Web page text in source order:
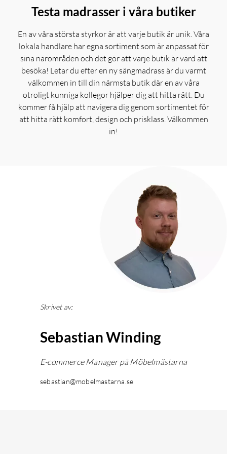
Testa madrasser i våra butiker
En av våra största styrkor är att varje butik är unik. Våra
lokala handlare har egna sortiment som är anpassat för
sina närområden och det gör att varje butik är värd att
besöka! Letar du efter en ny sängmadrass är du varmt
välkommen in till din närmsta butik där en av våra
otroligt kunniga kollegor hjälper dig att hitta rätt. Du
kommer få hjälp att navigera dig genom sortimentet för
att hitta rätt komfort, design och prisklass. Välkommen
in!
Skrivet av:
Sebastian Winding
E-commerce Manager på Möbelmästarna
sebastian@mobelmastarna.se